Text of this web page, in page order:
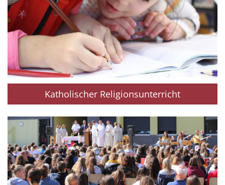
Katholischer Religionsunterricht